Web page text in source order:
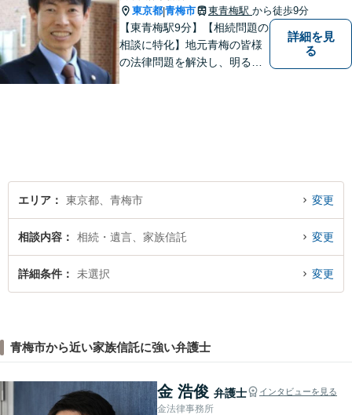
東京都|青梅市 東青梅駅 から徒歩9分
【東青梅駅9分】【相続問題の
相談に特化】地元青梅の皆様
の法律問題を解決し、明るく
詳細を見
る
エリア 東京都、青梅市 変更
相談内容 相続・遺言、家族信託 変更
詳細条件 未選択 変更
青梅市から近い家族信託に強い弁護士
金 浩俊 弁護士 インタビューを見る
金法律事務所